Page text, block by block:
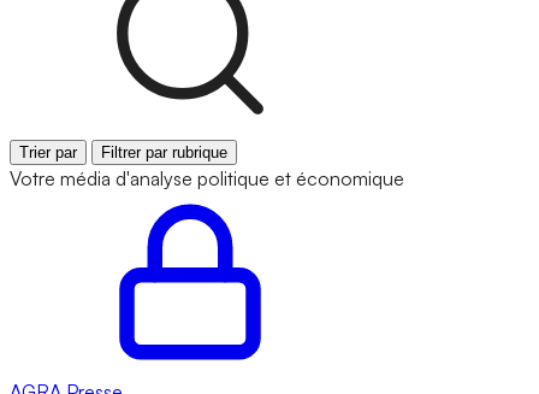
Trier par Filtrer par rubrique
Votre média d'analyse politique et économique